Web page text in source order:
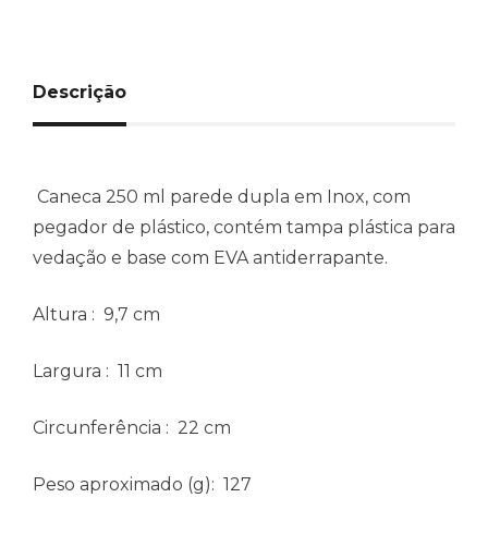
Descrição
Caneca 250 ml parede dupla em Inox, com
pegador de plástico, contém tampa plástica para
vedação e base com EVA antiderrapante.
Altura : 9,7 cm
Largura : 11 cm
Circunferência : 22 cm
Peso aproximado (g): 127